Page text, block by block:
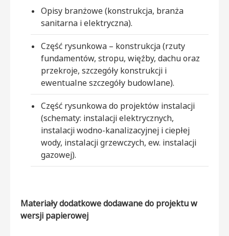
Opisy branżowe (konstrukcja, branża
sanitarna i elektryczna).
Część rysunkowa – konstrukcja (rzuty
fundamentów, stropu, więźby, dachu oraz
przekroje, szczegóły konstrukcji i
ewentualne szczegóły budowlane).
Część rysunkowa do projektów instalacji
(schematy: instalacji elektrycznych,
instalacji wodno-kanalizacyjnej i ciepłej
wody, instalacji grzewczych, ew. instalacji
gazowej).
Materiały dodatkowe dodawane do projektu w
wersji papierowej